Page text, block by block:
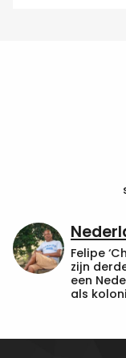
Felipe
zijn
een
als